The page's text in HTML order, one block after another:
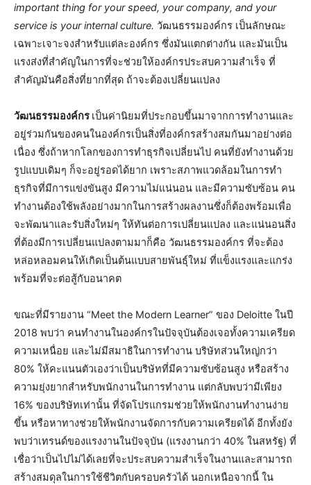
important thing for your speed, your company, and your
service is your internal culture. วัฒนธรรมองค์กร เป็นลักษณะ
เฉพาะเจาะจงสำหรับแต่ละองค์กร ซึ่งมันแตกต่างกัน และมันเป็น
แรงส่งที่สำคัญในการที่จะช่วยให้องค์กรประสบความสำเร็จ ที่
สำคัญมันคือสิ่งที่ยากที่สุด ถ้าจะต้องเปลี่ยนแปลง
วัฒนธรรมองค์กร เป็นค่านิยมที่ประกอบขึ้นมาจากการทำงานและ
อยู่ร่วมกันของคนในองค์กรเป็นสิ่งที่องค์กรสร้างสมกันมาอย่างต่อ
เนื่อง ซึ่งถ้าหากโลกของการทำธุรกิจเปลี่ยนไป คนที่ยังทำงานด้วย
รูปแบบเดิมๆ ก็จะอยู่รอดได้ยาก เพราะสภาพแวดล้อมในการทำ
ธุรกิจที่มีการแข่งขันสูง มีความไม่แน่นอน และมีความซับซ้อน คน
ทำงานต้องใช้พลังอย่างมากในการสร้างผลงานซึ่งก็ต้องพร้อมเพื่อ
จะพัฒนาและรับสิ่งใหม่ๆ ให้ทันต่อการเปลี่ยนแปลง และแน่นอนสิ่ง
ที่ต้องมีการเปลี่ยนแปลงตามมาก็คือ วัฒนธรรมองค์กร ที่จะต้อง
หล่อหลอมคนให้เกิดเป็นต้นแบบสายพันธุ์ใหม่ ที่แข็งแรงและแกร่ง
พร้อมที่จะต่อสู้กับอนาคต
ขณะที่มีรายงาน “Meet the Modern Learner” ของ Deloitte ในปี
2018 พบว่า คนทำงานในองค์กรในปัจจุบันต้องเจอทั้งความเครียด
ความเหนื่อย และไม่มีสมาธิในการทำงาน บริษัทส่วนใหญ่กว่า
80% ให้คะแนนตัวเองว่าเป็นบริษัทที่มีความซับซ้อนสูง หรือสร้าง
ความยุ่งยากสำหรับพนักงานในการทำงาน แต่กลับพบว่ามีเพียง
16% ของบริษัทเท่านั้น ที่จัดโปรแกรมช่วยให้พนักงานทำงานง่าย
ขึ้น หรือหาทางช่วยให้พนักงานจัดการกับความเครียดได้ อีกทั้งยัง
พบว่าเทรนด์ของแรงงานในปัจจุบัน (แรงงานกว่า 40% ในสหรัฐ) ที่
เชื่อว่าเป็นไปไม่ได้เลยที่จะประสบความสำเร็จในงานและสามารถ
สร้างสมดุลในการใช้ชีวิตกับครอบครัวได้ นอกเหนือจากนี้ ใน